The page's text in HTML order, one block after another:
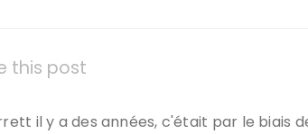
this post
il y a des années, c'était par le biais